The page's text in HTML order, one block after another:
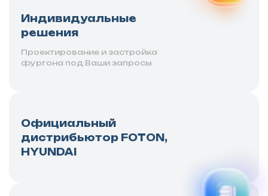
Индивидуальные
решения
Проектирование и застройка
фургона под Ваши запросы
Официальный
дистрибьютор FOTON,
HYUNDAI